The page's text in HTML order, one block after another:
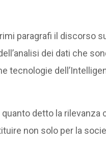
paragrafi il discorso
dei dati che
tecnologie
detto la rilevanza
non solo per la